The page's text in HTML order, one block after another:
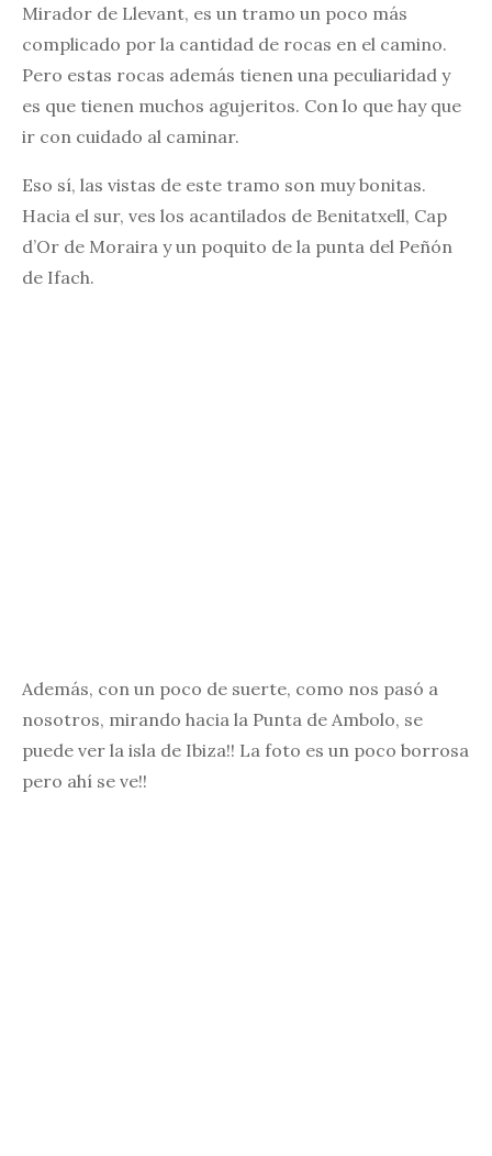
Mirador de Llevant, es un tramo un poco más
complicado por la cantidad de rocas en el camino.
Pero estas rocas además tienen una peculiaridad y
es que tienen muchos agujeritos. Con lo que hay que
ir con cuidado al caminar.
Eso sí, las vistas de este tramo son muy bonitas.
Hacia el sur, ves los acantilados de Benitatxell, Cap
d’Or de Moraira y un poquito de la punta del Peñón
de Ifach.
Además, con un poco de suerte, como nos pasó a
nosotros, mirando hacia la Punta de Ambolo, se
puede ver la isla de Ibiza!! La foto es un poco borrosa
pero ahí se ve!!